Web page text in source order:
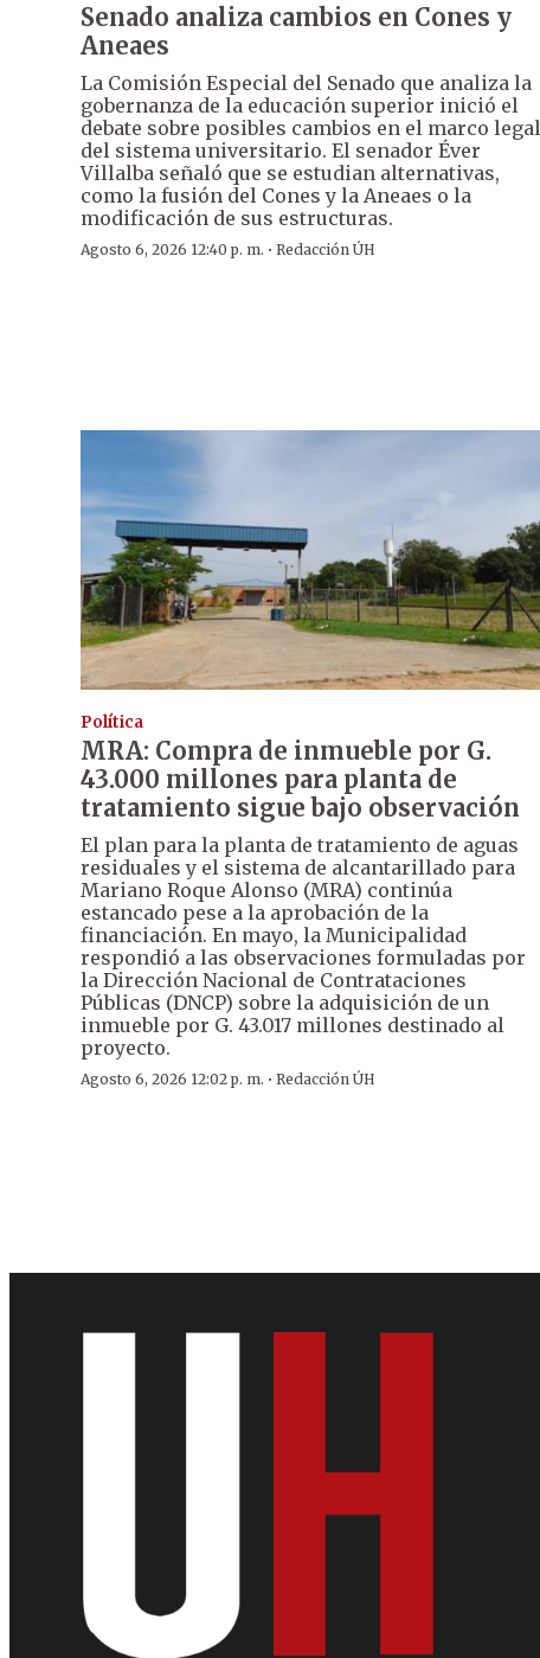
Senado analiza cambios en Cones y
Aneaes
La Comisión Especial del Senado que analiza la
gobernanza de la educación superior inició el
debate sobre posibles cambios en el marco legal
del sistema universitario. El senador Éver
Villalba señaló que se estudian alternativas,
como la fusión del Cones y la Aneaes o la
modificación de sus estructuras.
Agosto 6, 2026 12:40 p. m. · Redacción ÚH
Política
MRA: Compra de inmueble por G.
43.000 millones para planta de
tratamiento sigue bajo observación
El plan para la planta de tratamiento de aguas
residuales y el sistema de alcantarillado para
Mariano Roque Alonso (MRA) continúa
estancado pese a la aprobación de la
financiación. En mayo, la Municipalidad
respondió a las observaciones formuladas por
la Dirección Nacional de Contrataciones
Públicas (DNCP) sobre la adquisición de un
inmueble por G. 43.017 millones destinado al
proyecto.
Agosto 6, 2026 12:02 p. m. · Redacción ÚH